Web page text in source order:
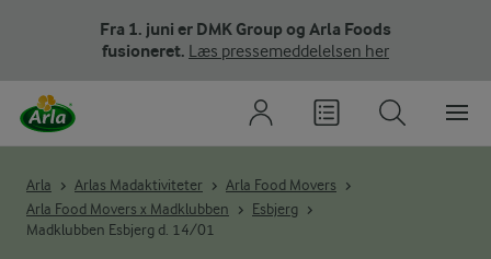
Fra 1. juni er DMK Group og Arla Foods
fusioneret. Læs pressemeddelelsen her
Arla Arlas Madaktiviteter
Arla Food Movers
Arla Food Movers x Madklubben
Esbjerg
Madklubben Esbjerg d. 14/01